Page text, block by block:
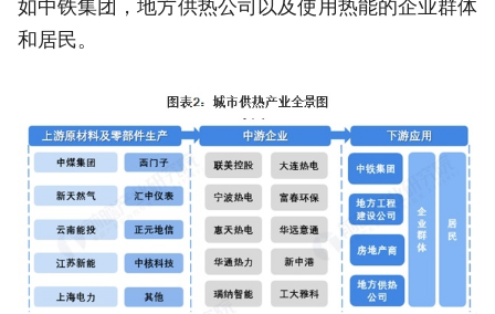
如中铁集团，地方供热公司以及使用热能的企业群体
和居民。